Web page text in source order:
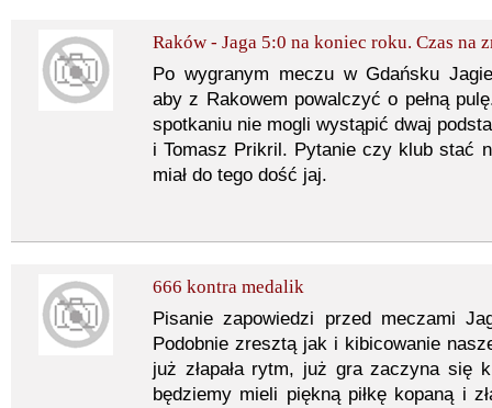
Raków - Jaga 5:0 na koniec roku. Czas na
Po wygranym meczu w Gdańsku
aby z Rakowem powalczyć o pełną
spotkaniu nie mogli wystąpić dwaj
i Tomasz Prikril. Pytanie czy klub stać
miał do tego dość jaj.
666 kontra medalik
Pisanie zapowiedzi przed meczami
Podobnie zresztą jak i kibicowanie
już złapała rytm, już gra zaczyna się
będziemy mieli piękną piłkę kopaną i